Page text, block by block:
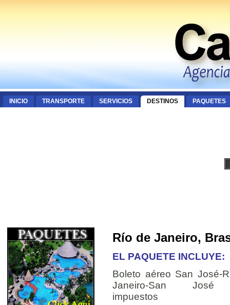
INICIO TRANSPORTE SERVICIOS DESTINOS PAQUETES
Río de Janeiro,
EL PAQUETE INCLUYE:
Boleto aéreo San José-
Janeiro-San
impuestos